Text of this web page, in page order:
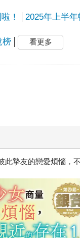
！ 2025年上半
榜 看更多
這檔事